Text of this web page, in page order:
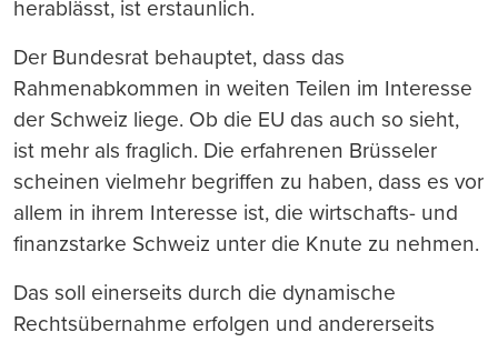
herablässt, ist erstaunlich.
Der Bundesrat behauptet, dass das
Rahmenabkommen in weiten Teilen im Interesse
der Schweiz liege. Ob die EU das auch so sieht,
ist mehr als fraglich. Die erfahrenen Brüsseler
scheinen vielmehr begriffen zu haben, dass es vor
allem in ihrem Interesse ist, die wirtschafts- und
finanzstarke Schweiz unter die Knute zu nehmen.
Das soll einerseits durch die dynamische
Rechtsübernahme erfolgen und andererseits